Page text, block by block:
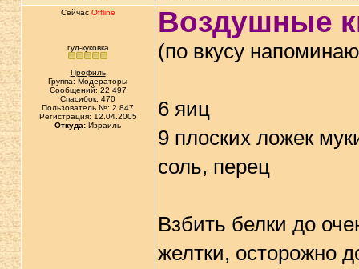
Сейчас Offline
гуд-куковка
Профиль
Группа: Модераторы
Сообщений: 22 497
Спасибок: 470
Пользователь №: 2 847
Регистрация: 12.04.2005
Откуда: Израиль
Воздушные
(по вкусу
6 яиц
9 плоских ложек
соль, перец
Взбить белки до
желтки, осторожно